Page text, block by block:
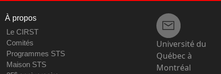
À propos
Le CIRST
Comités
Programmes STS
Maison STS
Université du
Québec à
Montréal